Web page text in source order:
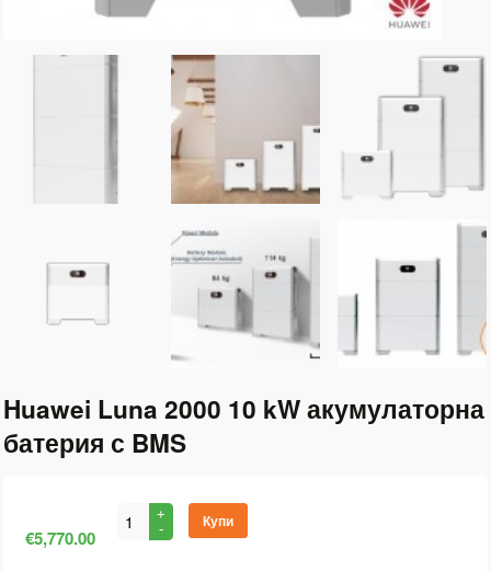
Huawei Luna 2000 10 kW акумулаторна
батерия с BMS
€5,770.00
Купи